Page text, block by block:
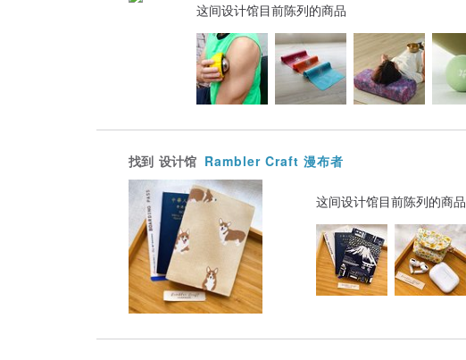
这间设计馆目前陈列的商品
找到 设计馆 Rambler Craft 漫布者
这间设计馆目前陈列的商品